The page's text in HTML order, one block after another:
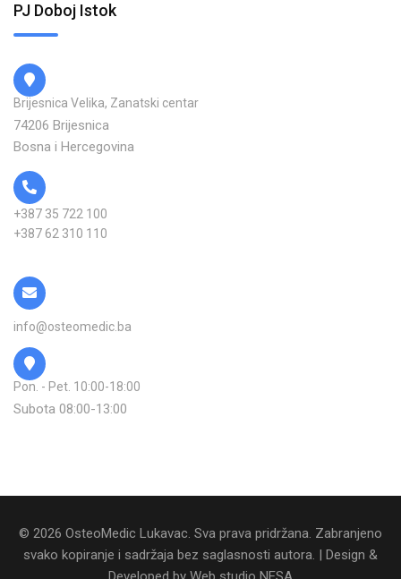
PJ Doboj Istok
Brijesnica Velika, Zanatski centar
74206 Brijesnica
Bosna i Hercegovina
+387 35 722 100
+387 62 310 110
info@osteomedic.ba
Pon. - Pet. 10:00-18:00
Subota 08:00-13:00
© 2026 OsteoMedic Lukavac. Sva prava pridržana. Zabranjeno
svako kopiranje i sadržaja bez saglasnosti autora. | Design &